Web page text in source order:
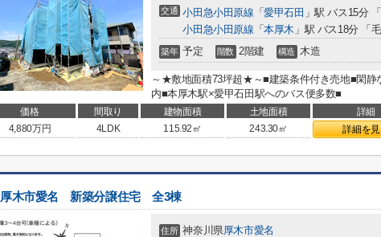
交通 小田急小田原線 「愛甲石田 」駅 バス15分
小田急小田原線 「本厚木 」駅 バス18分 「
築年 予定 階数 2階建 構造 木造
～★敷地面積73坪超★～■建築条件付き売地■閑静
内■本厚木駅×愛甲石田駅へのバス便多数■
価格 間取り 建物面積 土地面積 詳細
4,880万円 4LDK 115.92㎡ 243.30㎡ 詳細を
厚木市愛名 新築分譲住宅 全3棟
住所 神奈川県厚木市愛名